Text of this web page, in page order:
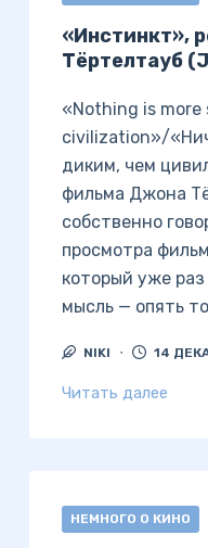
«Инстинкт»,
Тёртелтауб
«Nothing is more
civilization»/
диким, чем
фильма Джона
собственно
просмотра
который уже раз
мысль — опять
NIKI 14
Читать далее
НЕМНОГО О КИНО